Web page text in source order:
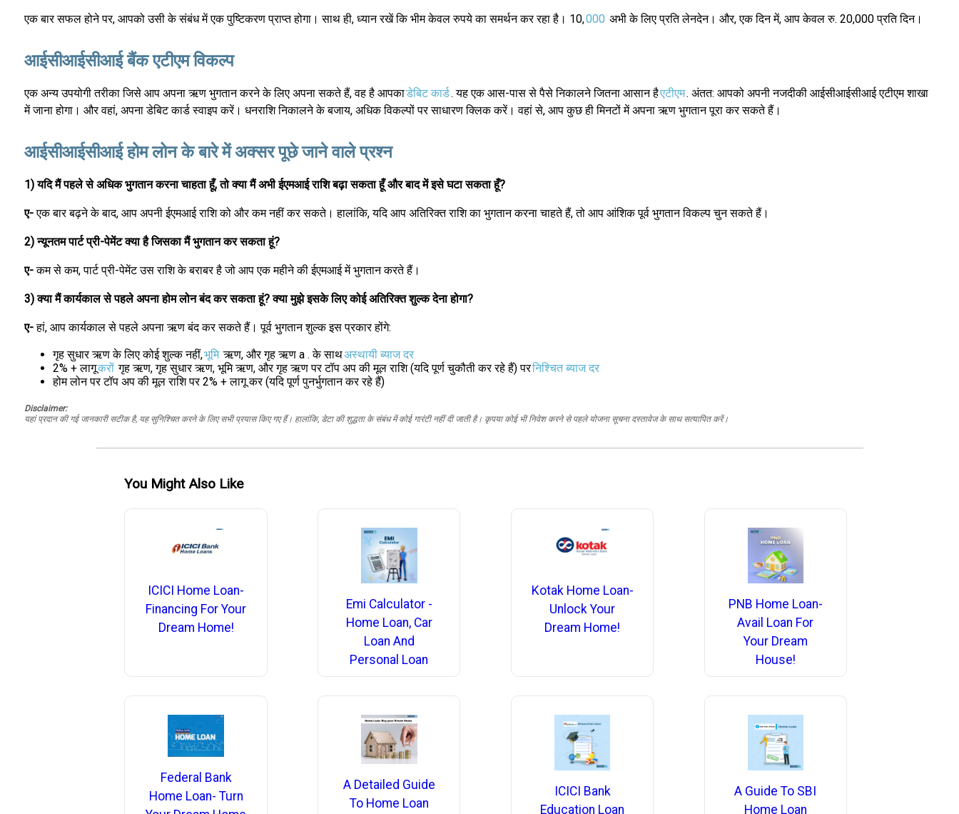
एक बार सफल होने पर, आपको उसी के संबंध में एक पुष्टिकरण प्राप्त होगा। साथ ही, ध्यान रखें कि भीम केवल रुपये का समर्थन कर रहा है। 10,000 अभी के लिए प्रति लेनदेन। और, एक दिन में, आप केवल रु. 20,000 प्रति दिन।
आईसीआईसीआई बैंक एटीएम विकल्प
एक अन्य उपयोगी तरीका जिसे आप अपना ऋण भुगतान करने के लिए अपना सकते हैं, वह है आपकाडेबिट कार्ड. यह एक आस-पास से पैसे निकालने जितना आसान हैएटीएम. अंतत: आपको अपनी नजदीकी आईसीआईसीआई एटीएम शाखा
में जाना होगा। और वहां, अपना डेबिट कार्ड स्वाइप करें। धनराशि निकालने के बजाय, अधिक विकल्पों पर साधारण क्लिक करें। वहां से, आप कुछ ही मिनटों में अपना ऋण भुगतान पूरा कर सकते हैं।
आईसीआईसीआई होम लोन के बारे में अक्सर पूछे जाने वाले प्रश्न
1) यदि मैं पहले से अधिक भुगतान करना चाहता हूँ, तो क्या मैं अभी ईएमआई राशि बढ़ा सकता हूँ और बाद में इसे घटा सकता हूँ?
ए-एक बार बढ़ने के बाद, आप अपनी ईएमआई राशि को और कम नहीं कर सकते। हालांकि, यदि आप अतिरिक्त राशि का भुगतान करना चाहते हैं, तो आप आंशिक पूर्व भुगतान विकल्प चुन सकते हैं।
2) न्यूनतम पार्ट प्री-पेमेंट क्या है जिसका मैं भुगतान कर सकता हूं?
ए-कम से कम, पार्ट प्री-पेमेंट उस राशि के बराबर है जो आप एक महीने की ईएमआई में भुगतान करते हैं।
3) क्या मैं कार्यकाल से पहले अपना होम लोन बंद कर सकता हूं? क्या मुझे इसके लिए कोई अतिरिक्त शुल्क देना होगा?
ए-हां, आप कार्यकाल से पहले अपना ऋण बंद कर सकते हैं। पूर्व भुगतान शुल्क इस प्रकार होंगे:
गृह सुधार ऋण के लिए कोई शुल्क नहीं,भूमि ऋण, और गृह ऋण a . के साथअस्थायी ब्याज दर
2% + लागूकरों गृह ऋण, गृह सुधार ऋण, भूमि ऋण, और गृह ऋण पर टॉप अप की मूल राशि (यदि पूर्ण चुकौती कर रहे हैं) परनिश्चित ब्याज दर
होम लोन पर टॉप अप की मूल राशि पर 2% + लागू कर (यदि पूर्ण पुनर्भुगतान कर रहे हैं)
Disclaimer:
यहां प्रदान की गई जानकारी सटीक है, यह सुनिश्चित करने के लिए सभी प्रयास किए गए हैं। हालांकि, डेटा की शुद्धता के संबंध में कोई गारंटी नहीं दी जाती है। कृपया कोई भी निवेश करने से पहले योजना सूचना दस्तावेज के साथ सत्यापित करें।
You Might Also Like
ICICI Home Loan-
Financing For Your
Dream Home!
Emi Calculator -
Home Loan, Car
Loan And
Personal Loan
Kotak Home Loan-
Unlock Your
Dream Home!
PNB Home Loan-
Avail Loan For
Your Dream
House!
Federal Bank
Home Loan- Turn
A Detailed Guide
To Home Loan
ICICI Bank
Education Loan
A Guide To SBI
Home Loan